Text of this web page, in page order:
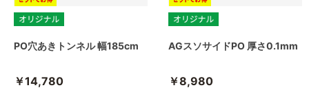
PO穴あきトンネル 幅185cm
￥14,780
AGスソサイドPO 厚さ0.1mm
￥8,980